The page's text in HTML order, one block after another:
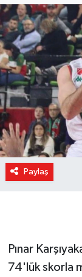
Paylaş
Pınar
74'lük skorla